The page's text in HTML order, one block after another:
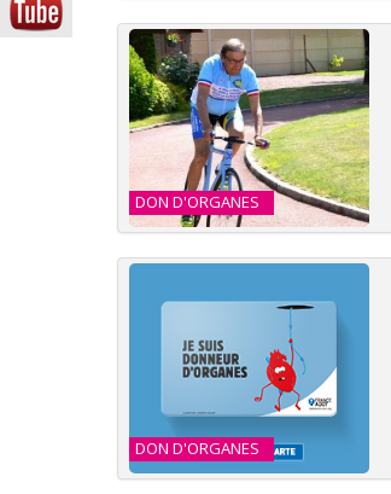
DON D'ORGANES
DON D'ORGANES